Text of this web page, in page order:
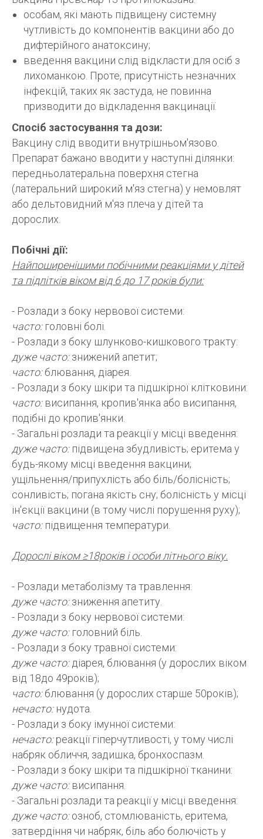
особам, які мають підвищену системну
чутливість до компонентів вакцини або до
дифтерійного анатоксину;
введення вакцини слід відкласти для осіб з
лихоманкою. Проте, присутність незначних
інфекцій, таких як застуда, не повинна
призводити до відкладення вакцинації.
Спосіб застосування та дози:
Вакцину слід вводити внутрішньом'язово.
Препарат бажано вводити у наступні ділянки:
передньолатеральна поверхня стегна
(латеральний широкий м'яз стегна) у немовлят
або дельтовидний м'яз плеча у дітей та
дорослих.
Побічні дії:
Найпоширенішими побічними реакціями у дітей
та підлітків віком від 6 до 17 років були:
- Розлади з боку нервової системи:
часто:головні болі.
- Розлади з боку шлунково-кишкового тракту:
дуже часто:знижений апетит;
часто:блювання, діарея.
- Розлади з боку шкіри та підшкірної клітковини:
часто:висипання, кропив'янка або висипання,
подібні до кропив'янки.
- Загальні розлади та реакції у місці введення:
дуже часто:підвищена збудливість; еритема у
будь-якому місці введення вакцини;
ущільнення/припухлість або біль/болісність;
сонливість; погана якість сну; болісність у місці
ін'єкції вакцини (в тому числі порушення руху);
часто:підвищення температури.
Дорослі віком ≥18років і особи літнього віку.
- Розлади метаболізму та травлення:
дуже часто:зниження апетиту.
- Розлади з боку нервової системи:
дуже часто:головний біль.
- Розлади з боку травної системи:
дуже часто:діарея, блювання (у дорослих віком
від 18до 49років);
часто:блювання (у дорослих старше 50років);
нечасто: нудота.
- Розлади з боку імунної системи:
нечасто:реакції гіперчутливості, у тому числі
набряк обличчя, задишка, бронхоспазм.
- Розлади з боку шкіри та підшкірної тканини:
дуже часто:висипання.
- Загальні розлади та реакції у місці введення:
дуже часто:озноб, стомлюваність, еритема,
затвердіння чи набряк, біль або болючість у